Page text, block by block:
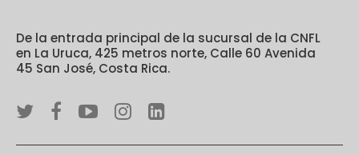
De la entrada principal de la sucursal de la CNFL
en La Uruca, 425 metros norte, Calle 60 Avenida
45 San José, Costa Rica.